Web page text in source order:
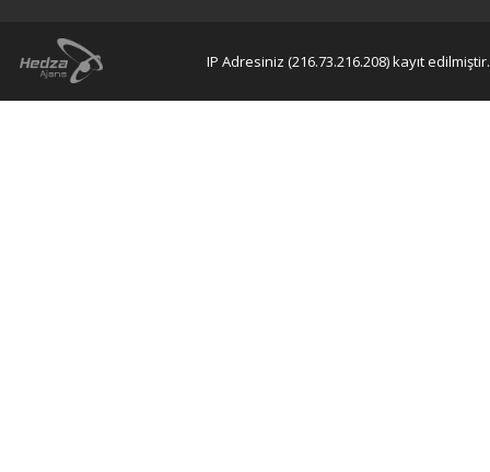
IP Adresiniz (216.73.216.208) kayıt edilmiştir.